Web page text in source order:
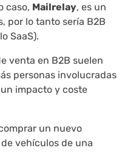
caso, Mailrelay, es un
por lo tanto sería B2B
SaaS).
venta en B2B suelen
personas involucradas
impacto y coste
un nuevo
vehículos de una